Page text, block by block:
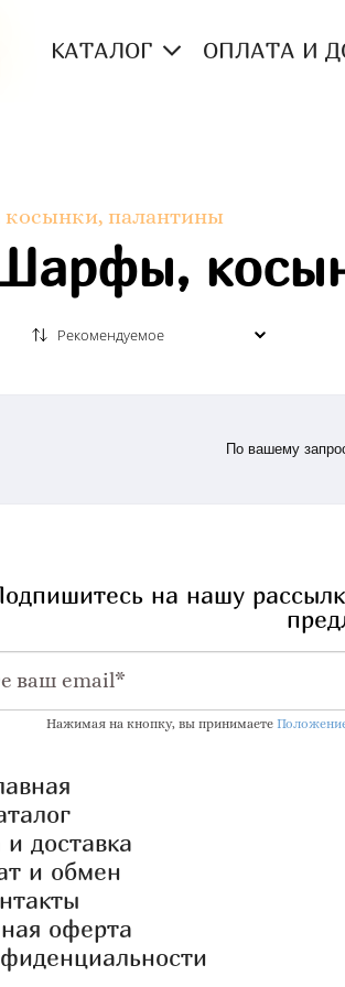
КАТАЛОГ ОПЛАТА И
палантины
По вашему
на нашу
Нажимая на кнопку, вы принимаете
доставка
и обмен
оферта